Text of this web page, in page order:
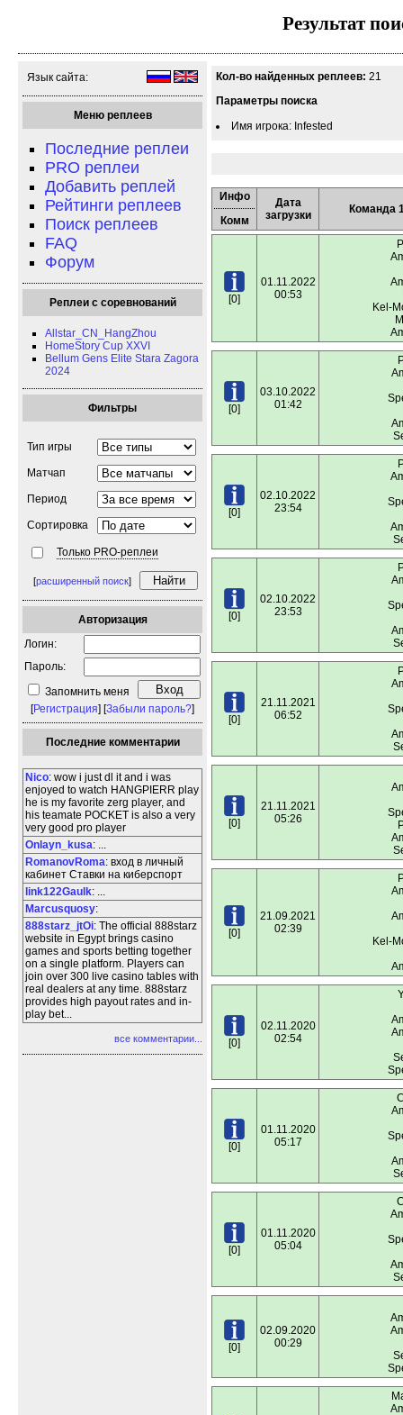
Результат
Язык сайта:
Меню реплеев
Последние реплеи
PRO реплеи
Добавить реплей
Рейтинги реплеев
Поиск реплеев
FAQ
Форум
Реплеи с соревнований
Allstar_CN_HangZhou
HomeStory Cup XXVI
Bellum Gens Elite Stara Zagora
2024
Фильтры
Тип игры
Матчап
Период
Сортировка
Только PRO-реплеи
[расширенный поиск]
Авторизация
Логин:
Пароль:
Запомнить меня
[Регистрация] [Забыли пароль?]
Последние комментарии
Nico: wow i just dl it and i was
enjoyed to watch HANGPIERR play
he is my favorite zerg player, and
his teamate POCKET is also a very
very good pro player
Onlayn_kusa: ...
RomanovRoma: вход в личный
кабинет Ставки на киберспорт
link122Gaulk: ...
Marcusquosy:
888starz_jtOi: The official 888starz
website in Egypt brings casino
games and sports betting together
on a single platform. Players can
join over 300 live casino tables with
real dealers at any time. 888starz
provides high payout rates and in-
play bet...
все комментарии...
Кол-во найденных реплеев: 21
Параметры поиска
Имя игрока: Infested
Инфо
Комм
Дата
загрузки
Команда
[0]
01.11.2022
00:53
Kel-
[0]
03.10.2022
01:42
[0]
02.10.2022
23:54
[0]
02.10.2022
23:53
[0]
21.11.2021
06:52
[0]
21.11.2021
05:26
[0]
21.09.2021
02:39
Kel-
[0]
02.11.2020
02:54
[0]
01.11.2020
05:17
[0]
01.11.2020
05:04
[0]
02.09.2020
00:29